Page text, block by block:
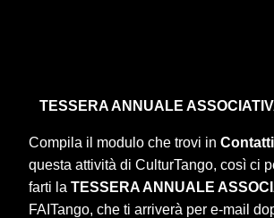
TESSERA ANNUALE
Compila il modulo che trovi inContatti
questa attività di CulturTango, così ci
farti laTESSERA ANNUALE
FAITango, che ti arriverà per e-mail